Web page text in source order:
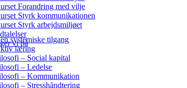
Forandring med vilje
Styrk kommunikationen
Styrk arbejdsmiljøet
vi på
systemiske tilgang
læring
– Social kapital
– Ledelse
– Kommunikation
– Stresshåndtering